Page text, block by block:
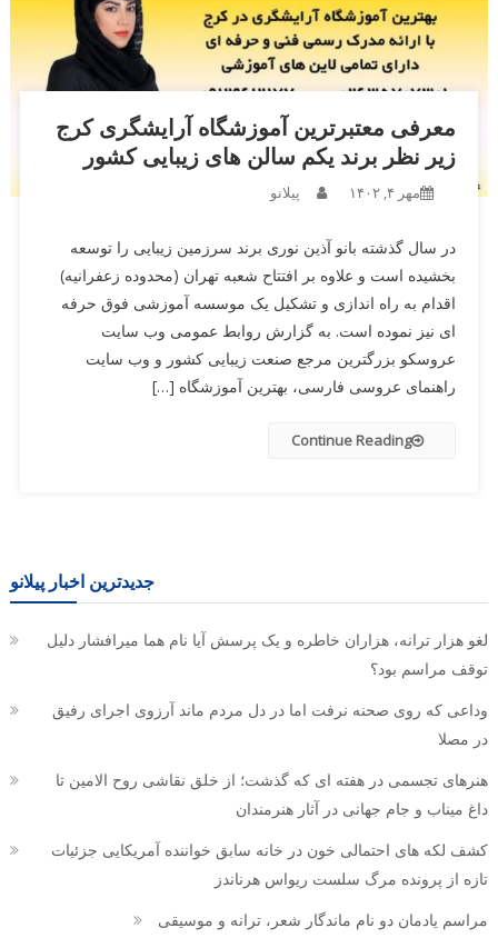
معرفی معتبرترین آموزشگاه آرایشگری کرج
زیر نظر برند یکم سالن های زیبایی کشور
مهر ۴, ۱۴۰۲ پیلانو
در سال گذشته بانو آذین نوری برند سرزمین زیبایی را توسعه
بخشیده است و علاوه بر افتتاح شعبه تهران (محدوده زعفرانیه)
اقدام به راه اندازی و تشکیل یک موسسه آموزشی فوق حرفه
ای نیز نموده است. به گزارش روابط عمومی وب سایت
عروسکو بزرگترین مرجع صنعت زیبایی کشور و وب سایت
راهنمای عروسی فارسی، بهترین آموزشگاه […]
Continue Reading
جدیدترین اخبار پیلانو
لغو هزار ترانه، هزاران خاطره و یک پرسش آیا نام هما میرافشار دلیل
توقف مراسم بود؟
وداعی که روی صحنه نرفت اما در دل مردم ماند آرزوی اجرای رفیق
در مصلا
هنرهای تجسمی در هفته ای که گذشت؛ از خلق نقاشی روح الامین تا
داغ میناب و جام جهانی در آثار هنرمندان
کشف لکه های احتمالی خون در خانه سابق خواننده آمریکایی جزئیات
تازه از پرونده مرگ سلست ریواس هرناندز
مراسم یادمان دو نام ماندگار شعر، ترانه و موسیقی